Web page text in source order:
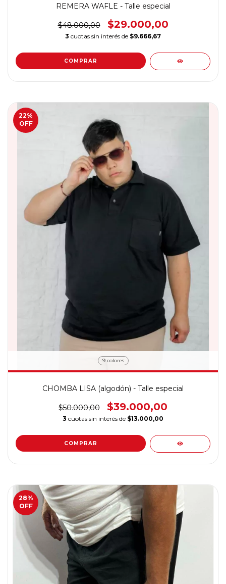
REMERA WAFLE - Talle especial
$48.000,00 $29.000,00
3 cuotas sin interés de $9.666,67
COMPRAR
22%
OFF
9 colores
CHOMBA LISA (algodón) - Talle especial
$50.000,00 $39.000,00
3 cuotas sin interés de $13.000,00
COMPRAR
28%
OFF